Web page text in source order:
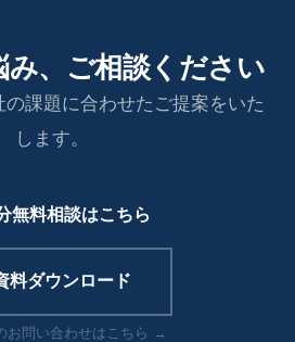
、ご相談ください
課題に合わせたご提案をいた
します。
無料相談はこちら
料ダウンロード
お問い合わせはこちら →